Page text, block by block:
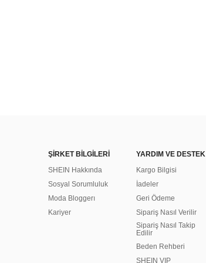
ŞİRKET BİLGİLERİ
SHEIN Hakkında
Sosyal Sorumluluk
Moda Bloggerı
Kariyer
YARDIM VE DESTEK
Kargo Bilgisi
İadeler
Geri Ödeme
Sipariş Nasıl Verilir
Sipariş Nasıl Takip
Edilir
Beden Rehberi
SHEIN VIP